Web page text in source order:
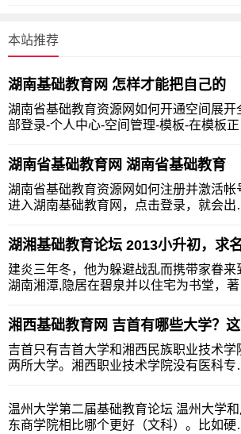
本站推荐
湖南基础教育网 怎样才能把自己的
湖南省基础教育资源网如何开通空间展开
部登录-个人中心-空间管理-模板-在模板正
一样-点击右边的“创建”-如果在成功会自动
出个人空间。创建成功后，会看到模板左
有“确定”，这为以后修改模板而设置的。
湖南省基础教育网 湖南省基础教育
湖南省基础教育资源网如何注册并激活帐
进入湖南基础教育网，点击登录，就会出
做就ok了湖南省基础教育资源网的密码忘
怎么办找你们学校教务处，再找你们学校
那网站的单位管理员，他的帐号里可以查
户维护，找
湖湘基础教育论坛 2013小升初，求名
建炎三年冬，他为躲避战乱而携带家眷来
湖南湘潭,隐居在碧泉并以住宅为书堂，著
的实际时间虽只有8年左右，但就在这短短
的8年当中，却在湖南形成了相当大的影
响。胡安国毕生致力于《春秋》学，从宋
宗崇宁四年开
湘西基础教育网 吉首有哪些大学？这
吉首只有吉首大学和湘西民族职业技术学
两所大学。湘西职业技术学院没有医科专
并不在吉大新校区。。。。望好好考
虑。。。 吉首有哪些大学？这些大学
温州大学第二届基础教育论坛 温州大学和
东商学院相比哪个更好（文科）。比如硬